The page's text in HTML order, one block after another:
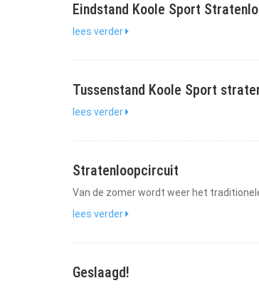
Eindstand Koole Sport
lees verder
Tussenstand Koole Sport
lees verder
Stratenloopcircuit
Van de zomer wordt weer het
lees verder
Geslaagd!